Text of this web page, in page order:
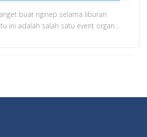
buat nginep selama liburan
ini adalah salah satu event organ...